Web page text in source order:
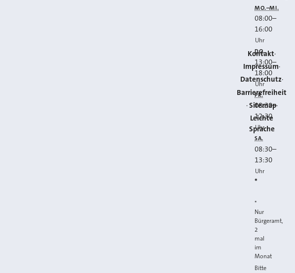
Kontakt
Impressum
Datenschutz
Barrierefreiheit
Sitemap
Leichte
Sprache
MO.–MI.
08:00–
16:00
Uhr
DO.
13:00–
18:00
Uhr
FR.
08:30–
12:30
Uhr
SA.
08:30–
13:30
Uhr
*
*
Nur
Bürgeramt,
2
mal
im
Monat
Bitte